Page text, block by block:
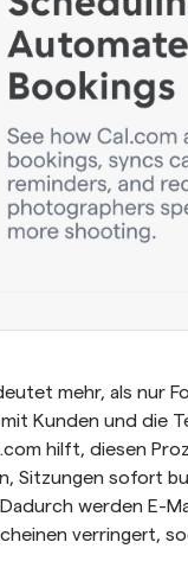
mehr, als nur
Kunden und die
hilft, diesen
Sitzungen sofort
werden E-
verringert,